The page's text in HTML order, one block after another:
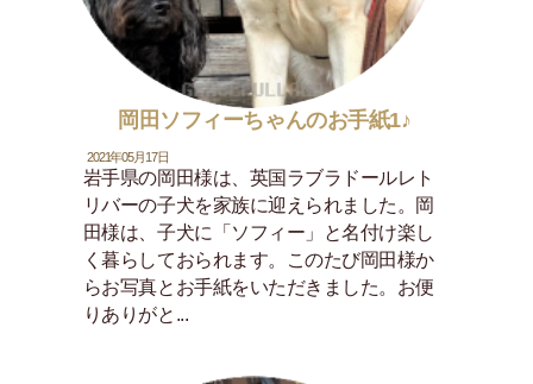
岡田ソフィーちゃんのお手紙1♪
2021年05月17日
岩手県の岡田様は、英国ラブラドールレト
リバーの子犬を家族に迎えられました。岡
田様は、子犬に「ソフィー」と名付け楽し
く暮らしておられます。このたび岡田様か
らお写真とお手紙をいただきました。お便
りありがと...